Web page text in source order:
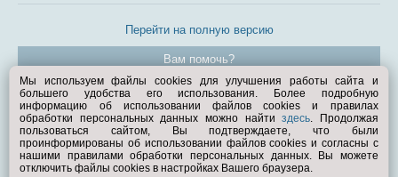
Перейти на полную версию
Вам помочь?
© Exist.ru 1998—2026
Мы используем файлы cookies для улучшения работы сайта и
большего удобства его использования. Более подробную
информацию об использовании файлов cookies и правилах
обработки персональных данных можно найтиздесь. Продолжая
пользоваться сайтом, Вы подтверждаете, что были
проинформированы об использовании файлов cookies и согласны с
нашими правилами обработки персональных данных. Вы можете
отключить файлы cookies в настройках Вашего браузера.